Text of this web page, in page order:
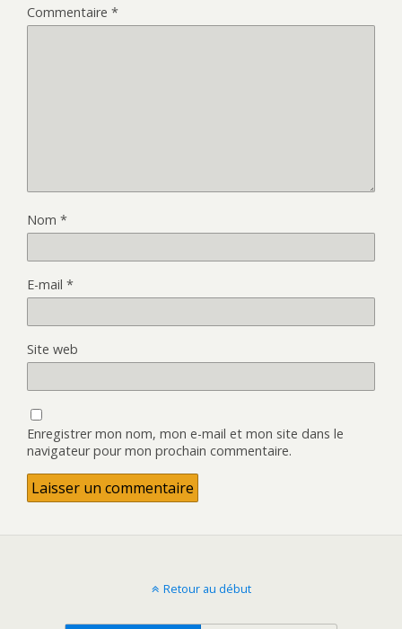
Commentaire *
Nom *
E-mail *
Site web
Enregistrer mon nom, mon e-mail et mon site dans le
navigateur pour mon prochain commentaire.
Retour au début